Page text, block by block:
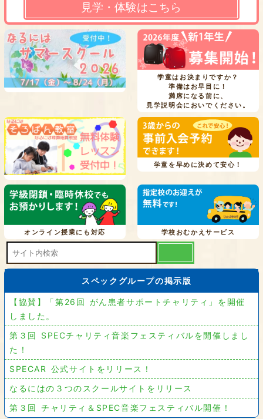
見学・体験はこちら
学童はお決まりですか？
準備はお早目に！
満席になる前に、
見学説明会においでください。
学童を早めに決めて安心！
オンライン授業にも対応 学校おむかえサービス
スペックグループの掲示版
【協賛】「第26回 がん患者サポートチャリティ」を開催
しました。
第３回 SPECチャリティ音楽フェスティバルを開催しまし
た！
SPECAR 公式サイトをリリース！
なるにはの３つのスクールサイトをリリース
第３回 チャリティ＆SPEC音楽フェスティバル開催！